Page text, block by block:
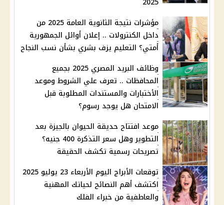
مؤشرات نتيجة الثانوية العامة 2025 من
داخل الكنترولات .. إعلان أوائل الجمهورية
أمتي؟ التعليم يزف بشري بشأن نسب النجاح
وظائف البريد المصري 2025 بجميع
المحافظات .. تعرف علي الشروط وموعد
الأختبارات والمستندات المطلوبة قبل
الامتحان هل يوجد رسوم؟
موعد افتتاح حديقة الحيوان بالجيزة بعد
التطوير وهل سعر التذكرة 400 جنيه؟
تصريحات رسمية تكشف الحقيقة
توقعات الأبراج اليوم الأربعاء 23 يوليو 2025
اكتشف أهم النصائح لحياتك المهنية
والعاطفية من خبراء الفلك